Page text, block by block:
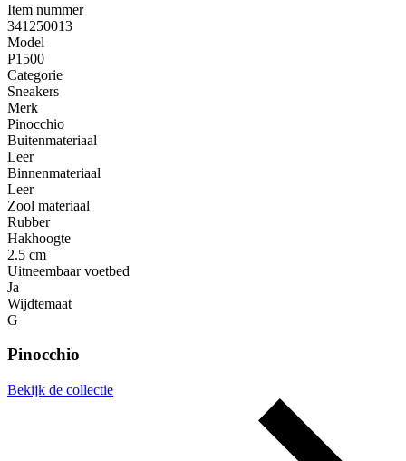
Item nummer
341250013
Model
P1500
Categorie
Sneakers
Merk
Pinocchio
Buitenmateriaal
Leer
Binnenmateriaal
Leer
Zool materiaal
Rubber
Hakhoogte
2.5 cm
Uitneembaar voetbed
Ja
Wijdtemaat
G
Pinocchio
Bekijk de collectie